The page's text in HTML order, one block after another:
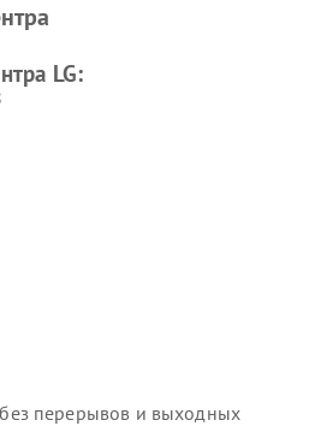
Ремонт вертикальных
LG:
перерывов и выходных